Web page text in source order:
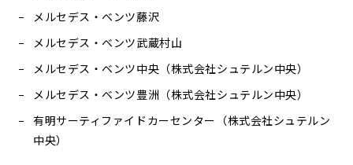
メルセデス・ベンツ藤沢
メルセデス・ベンツ武蔵村山
メルセデス・ベンツ中央（株式会社シュテルン中央）
メルセデス・ベンツ豊洲（株式会社シュテルン中央）
有明サーティファイドカーセンター（株式会社シュテルン
中央）